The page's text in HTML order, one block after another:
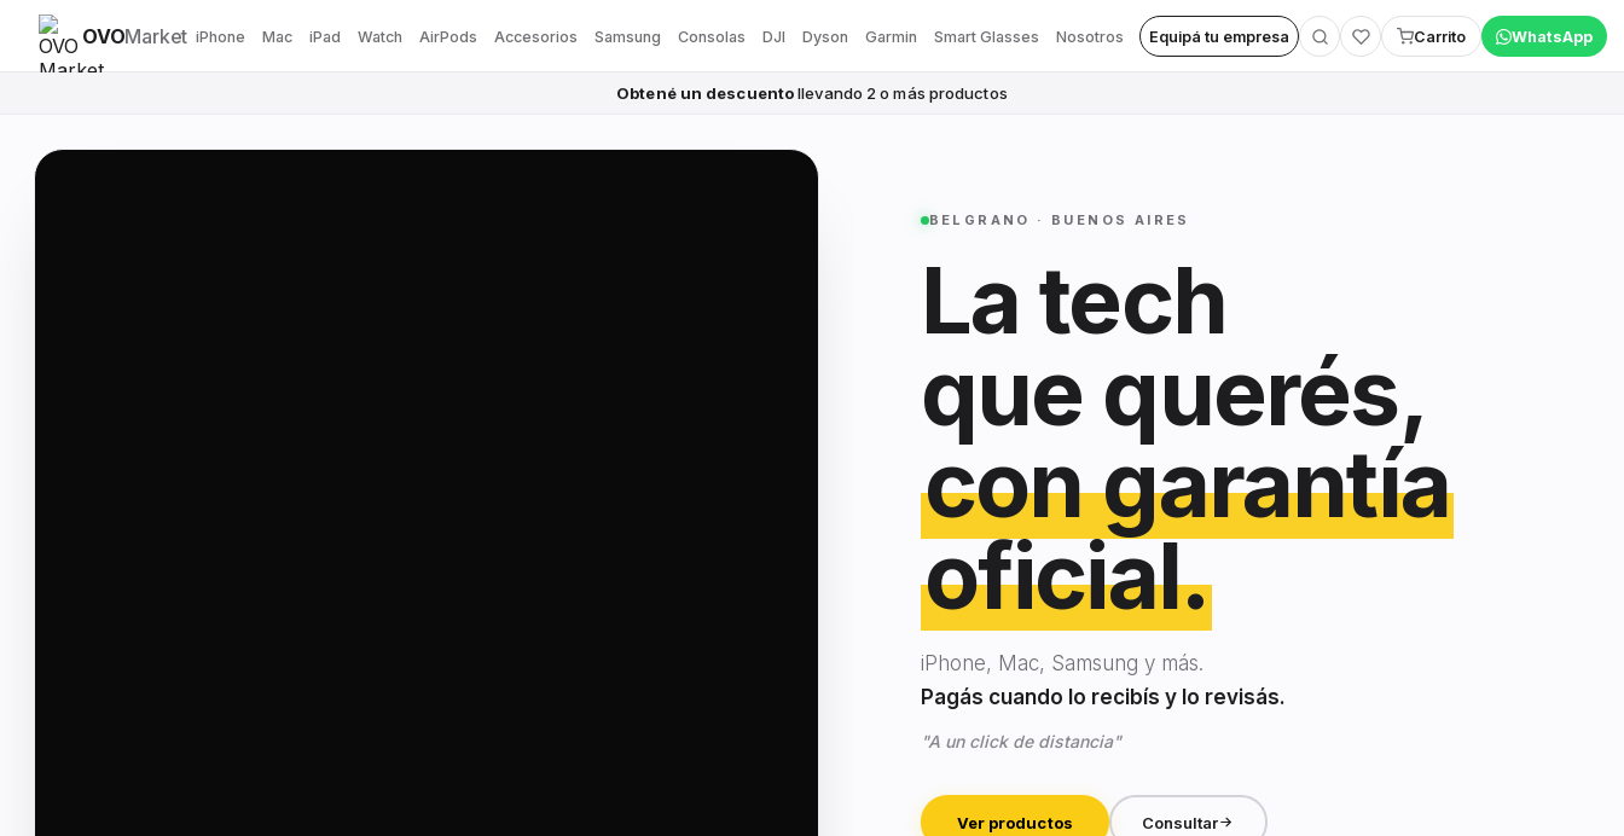
OVOMarket iPhone Mac iPad Watch AirPods Accesorios Samsung Consolas DJI Dyson Garmin Smart Glasses Nosotros Equipá tu empresa Carrito WhatsApp
Obtené un descuentollevando 2 o más productos
BELGRANO · BUENOS AIRES
La tech
que querés,
con garantía
oficial.
iPhone, Mac, Samsung y más.
Pagás cuando lo recibís y lo revisás.
"A un click de distancia"
Ver productos Consultar